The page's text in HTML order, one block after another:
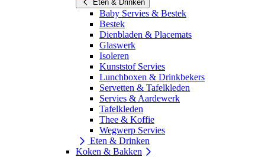
Eten & Drinken
Baby Servies & Bestek
Bestek
Dienbladen & Placemats
Glaswerk
Isoleren
Kunststof Servies
Lunchboxen & Drinkbekers
Servetten & Tafelkleden
Servies & Aardewerk
Tafelkleden
Thee & Koffie
Wegwerp Servies
Eten & Drinken
Koken & Bakken